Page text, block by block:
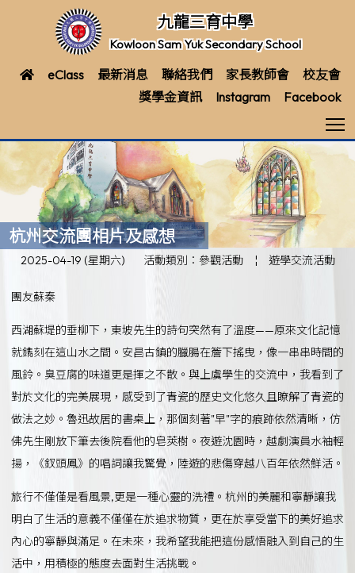
九龍三育中學
Kowloon Sam Yuk Secondary School
eClass 最新消息 聯絡我們 家長教師會
校友會
獎學金資訊
Instagram Facebook
杭州交流團相片及感想
2025-04-19 (星期六) 活動類別：參觀活動 ¦ 遊學交流活動
團友蘇秦
西湖蘇堤的垂柳下，東坡先生的詩句突然有了溫度——原來文化記憶
就鐫刻在這山水之間。安昌古鎮的臘腸在簷下搖曳，像一串串時間的
風鈴。臭豆腐的味道更是揮之不散。與上虞學生的交流中，我看到了
對於文化的完美展現，感受到了青瓷的歷史文化悠久且瞭解了青瓷的
做法之妙。魯迅故居的書桌上，那個刻著"早"字的痕跡依然清晰，仿
佛先生剛放下筆去後院看他的皂莢樹。夜遊沈園時，越劇演員水袖輕
揚，《釵頭鳳》的唱詞讓我驚覺，陸遊的悲傷穿越八百年依然鮮活。
旅行不僅僅是看風景,更是一種心靈的洗禮。杭州的美麗和寧靜讓我
明白了生活的意義不僅僅在於追求物質，更在於享受當下的美好追求
內心的寧靜與滿足。在未來，我希望我能把這份感悟融入到自己的生
活中，用積極的態度去面對生活挑戰。